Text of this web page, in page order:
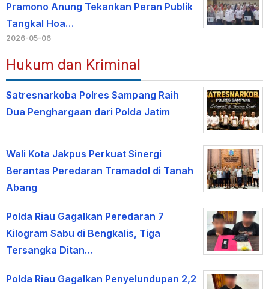
Pramono Anung Tekankan Peran Publik
Tangkal Hoa…
2026-05-06
Hukum dan Kriminal
Satresnarkoba Polres Sampang Raih
Dua Penghargaan dari Polda Jatim
Wali Kota Jakpus Perkuat Sinergi
Berantas Peredaran Tramadol di Tanah
Abang
Polda Riau Gagalkan Peredaran 7
Kilogram Sabu di Bengkalis, Tiga
Tersangka Ditan…
Polda Riau Gagalkan Penyelundupan 2,2